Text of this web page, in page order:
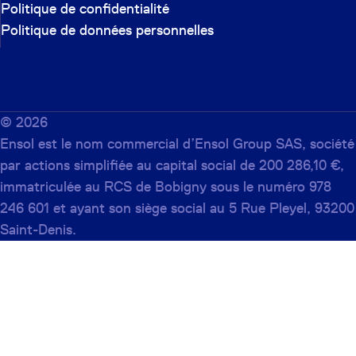
Politique de confidentialité
Politique de données personnelles
© 2026
Ensol est le nom commercial d’Ensol Group SAS, société
par actions simplifiée au capital social de 200 286,10 €,
immatriculée au RCS de Bobigny sous le numéro 978
246 601 et ayant son siège social au 5 Rue Pleyel, 93200
Saint-Denis.